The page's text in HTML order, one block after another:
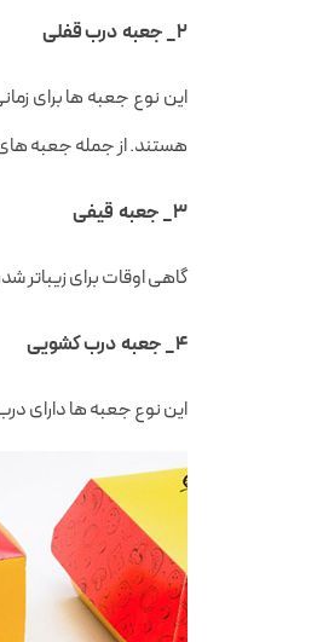
۲_ جعبه درب قفلی
این نوع جعبه ها برای
هستند. از جمله جعبه های
۳_ جعبه قیفی
گاهی اوقات برای
۴_ جعبه درب کشویی
این نوع جعبه ها دارای